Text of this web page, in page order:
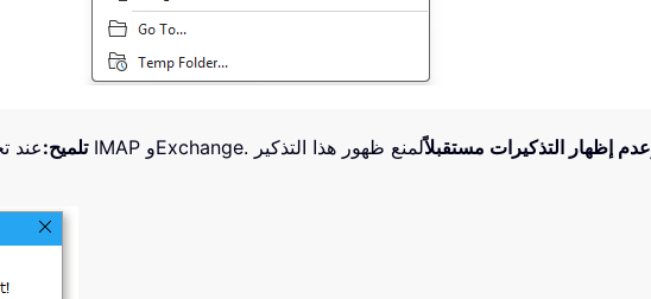
تلميح: عدم إظهار التذكيرات مستقبلاًلمنع ظهور هذا التذكير